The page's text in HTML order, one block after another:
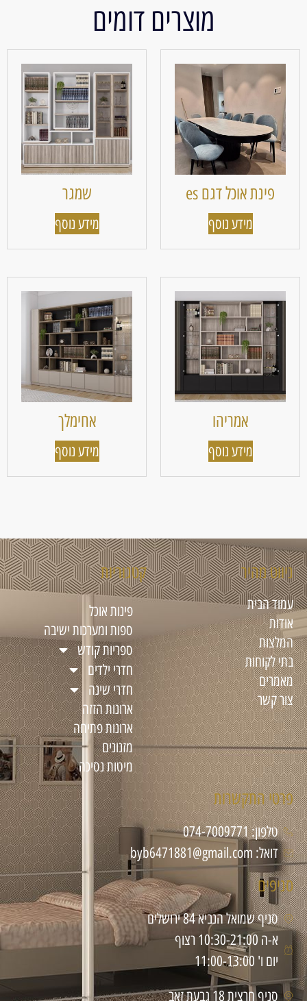
מוצרים דומים
פינת אוכל דגם es
מידע נוסף
שמגר
מידע נוסף
אמריהו
מידע נוסף
אחימלך
מידע נוסף
ניווט מהיר
עמוד הבית
אודות
המלצות
בתי לקוחות
מאמרים
צור קשר
קטגוריות
פינות אוכל
ספות ומערכות ישיבה
ספריות קודש
חדרי ילדים
חדרי שינה
ארונות הזזה
ארונות פתיחה
מזנונים
מיטות נסיכה
פרטי התקשרות
טלפון: 074-7009771
דואל: byb6471881@gmail.com
סניפים
סניף שמואל הנביא 84 ירושלים
א-ה 10:30-21:00 רצוף
יום ו' 11:00-13:00
סניף חרצית 18 גבעת זאב